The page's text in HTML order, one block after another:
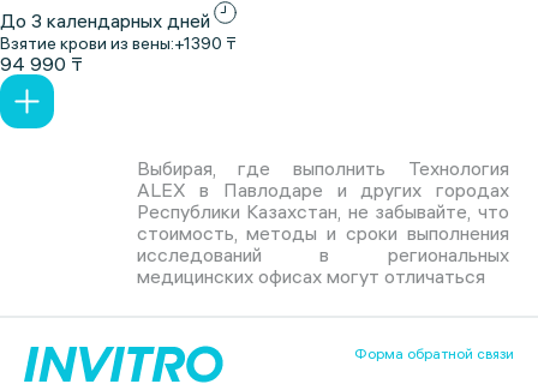
До 3 календарных дней
Взятие крови из вены:+1390 ₸
94 990 ₸
Выбирая, где выполнить Технология
ALEX в Павлодаре и других городах
Республики Казахстан, не забывайте, что
стоимость, методы и сроки выполнения
исследований в региональных
медицинских офисах могут отличаться
Форма обратной связи